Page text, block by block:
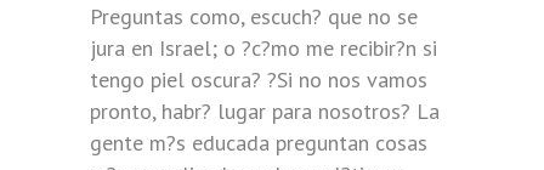
Preguntas como, escuch? que no se
jura en Israel; o ?c?mo me recibir?n si
tengo piel oscura? ?Si no nos vamos
pronto, habr? lugar para nosotros? La
gente m?s educada preguntan cosas